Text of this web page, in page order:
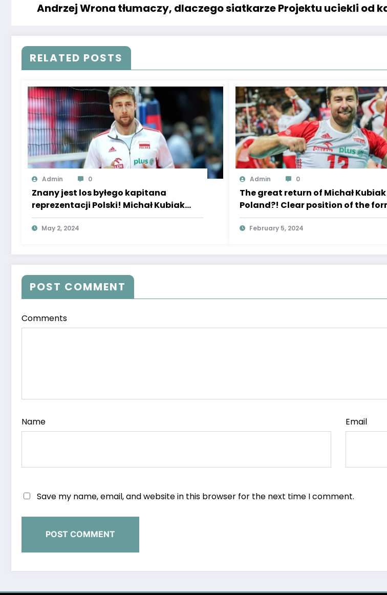
Andrzej Wrona tłumaczy, dlaczego siatkarze Projektu uciekli od
RELATED POSTS
Admin 0
Znany jest los byłego kapitana
reprezentacji Polski! Michał Kubiak
podjął decyzję, kwestia została
rozstrzygnięta
May 2, 2024
Admin 0
The great return of Michał
Poland?! Clear position of the
captain of the “white-reds”, a
bombshell
February 5, 2024
POST COMMENT
Comments
Name Email
Save my name, email, and website in this browser for the next time I comment.